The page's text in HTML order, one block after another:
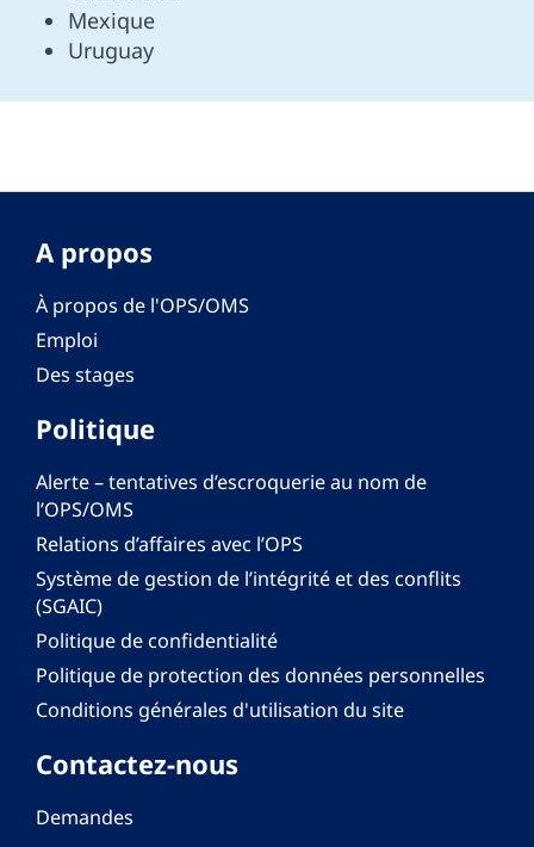
Mexique
Uruguay
A propos
À propos de l'OPS/OMS
Emploi
Des stages
Politique
Alerte – tentatives d’escroquerie au nom de
l’OPS/OMS
Relations d’affaires avec l’OPS
Système de gestion de l’intégrité et des conflits
(SGAIC)
Politique de confidentialité
Politique de protection des données personnelles
Conditions générales d'utilisation du site
Contactez-nous
Demandes